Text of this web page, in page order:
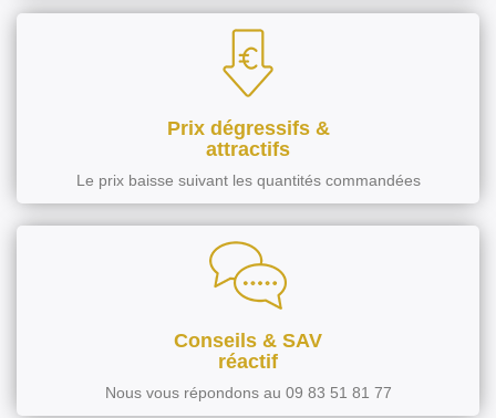
Prix dégressifs &
attractifs
Le prix baisse suivant les quantités commandées
Conseils & SAV
réactif
Nous vous répondons au 09 83 51 81 77